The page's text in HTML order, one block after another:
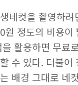
네컷을 촬영하려
정도의 비용이
활용하면 무료
수 있다. 더불어
배경 그대로 네